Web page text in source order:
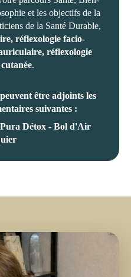
et les objectifs de la
de la Santé Durable,
réflexologie facio-
réflexologie
.
être adjoints les
suivantes :
Détox - Bol d'Air